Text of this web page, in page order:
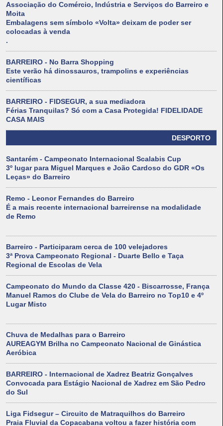
Associação do Comércio, Indústria e Serviços do Barreiro e
Moita
Embalagens sem símbolo «Volta» deixam de poder ser
colocadas à venda
.
BARREIRO - No Barra Shopping
Este verão há dinossauros, trampolins e experiências
científicas
BARREIRO - FIDSEGUR, a sua mediadora
Férias Tranquilas? Só com a Casa Protegida! FIDELIDADE
CASA MAIS
DESPORTO
Santarém - Campeonato Internacional Scalabis Cup
3º lugar para Miguel Marques e João Cardoso do GDR «Os
Leças» do Barreiro
Remo - Leonor Fernandes do Barreiro
É a mais recente internacional barreirense na modalidade
de Remo
Barreiro - Participaram cerca de 100 velejadores
3ª Prova Campeonato Regional - Duarte Bello e Taça
Regional de Escolas de Vela
Campeonato do Mundo da Classe 420 - Biscarrosse, França
Manuel Ramos do Clube de Vela do Barreiro no Top10 e 4º
Lugar Misto
Chuva de Medalhas para o Barreiro
AUREAGYM Brilha no Campeonato Nacional de Ginástica
Aeróbica
BARREIRO - Internacional de Xadrez Beatriz Gonçalves
Convocada para Estágio Nacional de Xadrez em São Pedro
do Sul
Liga Fidsegur – Circuito de Matraquilhos do Barreiro
Praia Fluvial da Copacabana voltou a fazer história com